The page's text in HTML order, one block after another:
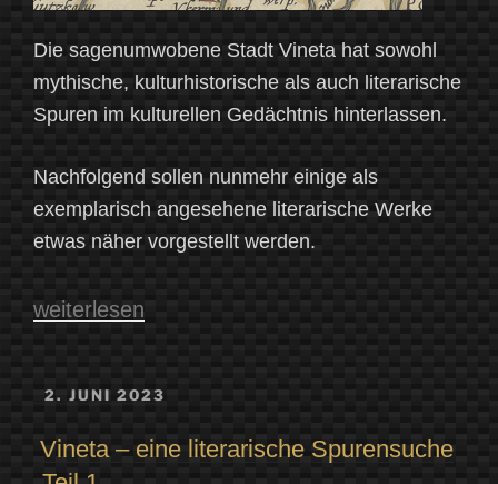
Die sagenumwobene Stadt Vineta hat sowohl
mythische, kulturhistorische als auch literarische
Spuren im kulturellen Gedächtnis hinterlassen.
Nachfolgend sollen nunmehr einige als
exemplarisch angesehene literarische Werke
etwas näher vorgestellt werden.
„Vineta
Spurensuche
weiterlesen
VERÖFFENTLICHT
2. JUNI 2023
Vineta – eine literarische Spurensuche